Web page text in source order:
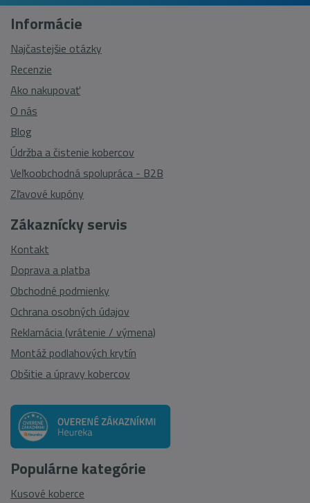
Zákaznícky servis
Kontakt
Doprava a platba
Obchodné podmienky
Ochrana osobných údajov
Reklamácia (vrátenie / výmena)
Montáž podlahových krytín
Obšitie a úpravy kobercov
Informácie
Najčastejšie otázky
Recenzie
Ako nakupovať
O nás
Blog
Údržba a čistenie kobercov
Veľkoobchodná spolupráca - B2B
Zľavové kupóny
Populárne kategórie
Kusové koberce